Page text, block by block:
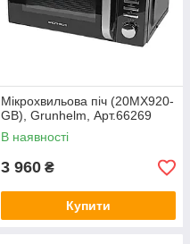
Мікрохвильова піч (20MX920-
GB), Grunhelm, Арт.66269
В наявності
3 960 ₴
Купити